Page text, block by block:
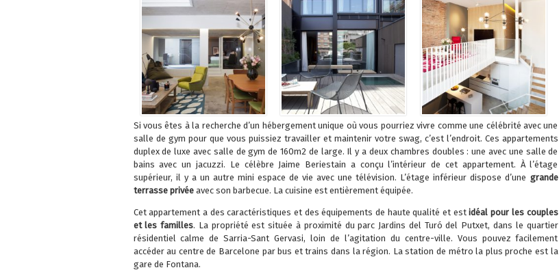
Si vous êtes à la recherche d’un hébergement unique où vous pourriez vivre comme une célébrité avec une
salle de gym pour que vous puissiez travailler et maintenir votre swag, c’est l’endroit. Ces appartements
duplex de luxe avec salle de gym de 160m2 de large. Il y a deux chambres doubles : une avec une salle de
bains avec un jacuzzi. Le célèbre Jaime Beriestain a conçu l’intérieur de cet appartement. À l’étage
supérieur, il y a un autre mini espace de vie avec une télévision. L’étage inférieur dispose d’une grande
terrasse privéeavec son barbecue. La cuisine est entièrement équipée.
Cet appartement a des caractéristiques et des équipements de haute qualité et estidéal pour les couples
et les familles. La propriété est située à proximité du parc Jardins del Turó del Putxet, dans le quartier
résidentiel calme de Sarria-Sant Gervasi, loin de l’agitation du centre-ville. Vous pouvez facilement
accéder au centre de Barcelone par bus et trains dans la région. La station de métro la plus proche est la
gare de Fontana.